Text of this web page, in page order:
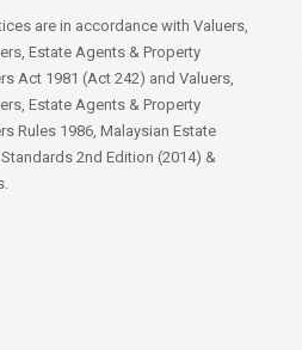
are in accordance with Valuers,
Estate Agents & Property
Act 1981 (Act 242) and Valuers,
Estate Agents & Property
Rules 1986, Malaysian Estate
2nd Edition (2014) &